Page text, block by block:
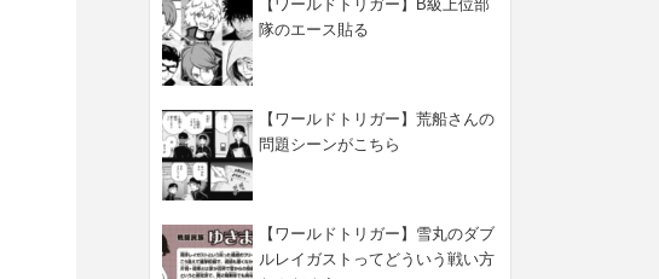
【ワールドトリガー】B級上位部
隊のエース貼る
【ワールドトリガー】荒船さんの
問題シーンがこちら
【ワールドトリガー】雪丸のダブ
ルレイガストってどういう戦い方